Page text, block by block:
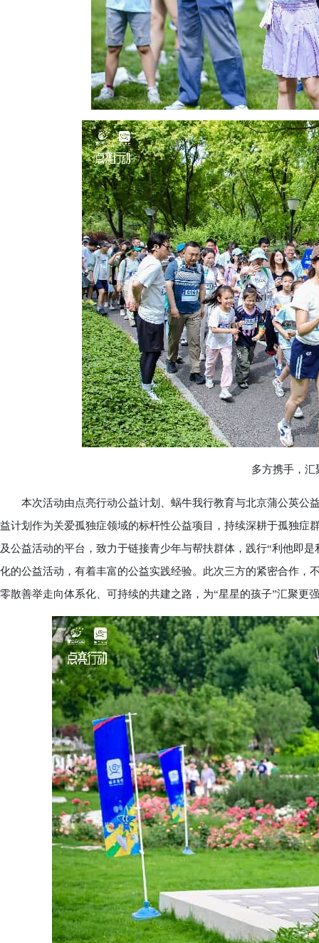
多方携手，汇
本次活动由点亮行动公益计划、蜗牛我行教育与北京蒲公英公
益计划作为关爱孤独症领域的标杆性公益项目，持续深耕于孤独症
及公益活动的平台，致力于链接青少年与帮扶群体，践行“利他即
化的公益活动，有着丰富的公益实践经验。此次三方的紧密合作，
零散善举走向体系化、可持续的共建之路，为“星星的孩子”汇聚更